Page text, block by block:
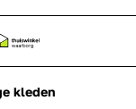
kleden